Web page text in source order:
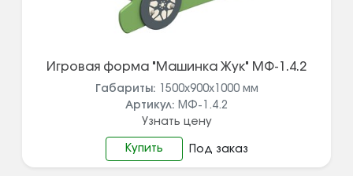
Игровая форма "Машинка Жук" МФ-1.4.2
Габариты: 1500х900х1000 мм
Артикул: МФ-1.4.2
Узнать цену
Купить Под заказ